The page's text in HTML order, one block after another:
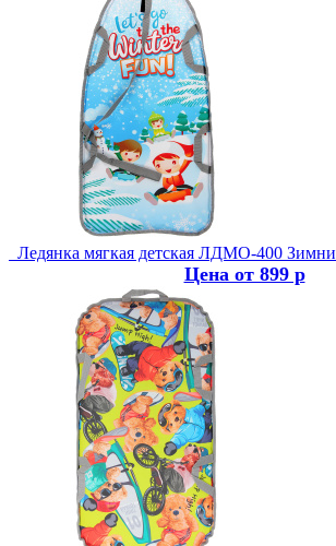
Ледянка мягкая детская ЛДМО-400
Цена от 899 р